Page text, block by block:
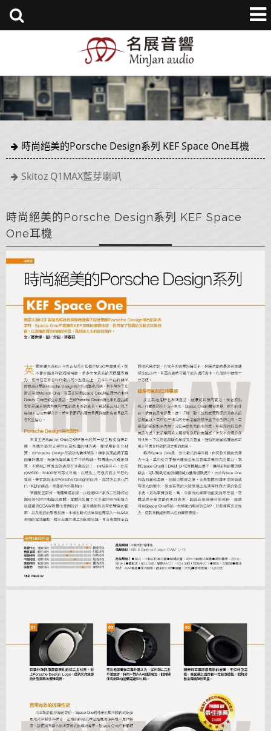
時尚絕美的Porsche Design系列 KEF Space One耳機
Skitoz Q1MAX藍芽喇叭
時尚絕美的Porsche Design系列 KEF Space
One耳機